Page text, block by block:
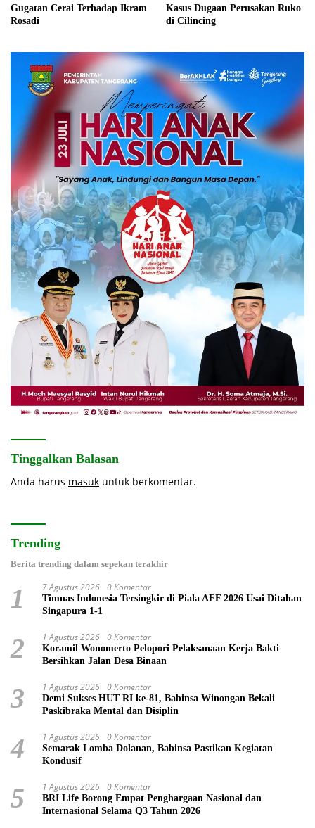
Gugatan Cerai Terhadap Ikram
Rosadi
Kasus Dugaan Perusakan Ruko
di Cilincing
Tinggalkan Balasan
Anda harus masuk untuk berkomentar.
Trending
Berita trending dalam sepekan terakhir
1 7 Agustus 2026 0 Komentar
Timnas Indonesia Tersingkir di Piala AFF 2026 Usai Ditahan
Singapura 1-1
2 1 Agustus 2026 0 Komentar
Koramil Wonomerto Pelopori Pelaksanaan Kerja Bakti
Bersihkan Jalan Desa Binaan
3 1 Agustus 2026 0 Komentar
Demi Sukses HUT RI ke-81, Babinsa Winongan Bekali
Paskibraka Mental dan Disiplin
4 1 Agustus 2026 0 Komentar
Semarak Lomba Dolanan, Babinsa Pastikan Kegiatan
Kondusif
5 1 Agustus 2026 0 Komentar
BRI Life Borong Empat Penghargaan Nasional dan
Internasional Selama Q3 Tahun 2026